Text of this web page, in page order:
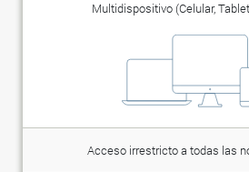
Multidispositivo (Celular,
Acceso irrestricto a todas las